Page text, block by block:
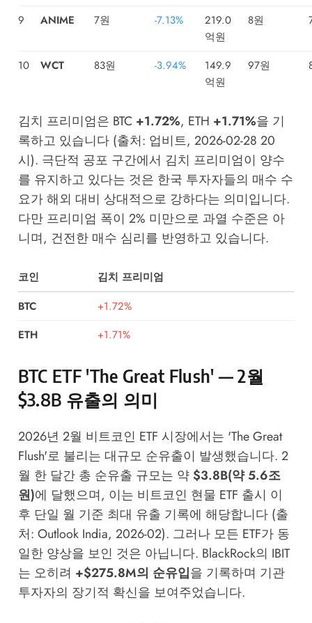
9 ANIME 7원 -7.13%
219.0
억원
8원
10 WCT 83원 -3.94%
149.9
억원
97원
김치 프리미엄은 BTC +1.72%, ETH +1.71%을 기
록하고 있습니다 (출처: 업비트, 2026-02-28 20
시). 극단적 공포 구간에서 김치 프리미엄이 양수
를 유지하고 있다는 것은 한국 투자자들의 매수 수
요가 해외 대비 상대적으로 강하다는 의미입니다.
다만 프리미엄 폭이 2% 미만으로 과열 수준은 아
니며, 건전한 매수 심리를 반영하고 있습니다.
코인
김치 프리미엄
BTC
+1.72%
ETH
+1.71%
BTC ETF 'The Great Flush' — 2월
$3.8B 유출의 의미
2026년 2월 비트코인 ETF 시장에서는 'The Great
Flush'로 불리는 대규모 순유출이 발생했습니다. 2
월 한 달간 총 순유출 규모는 약 $3.8B(약 5.6조
원)에 달했으며, 이는 비트코인 현물 ETF 출시 이
후 단일 월 기준 최대 유출 기록에 해당합니다 (출
처: Outlook India, 2026-02). 그러나 모든 ETF가 동
일한 양상을 보인 것은 아닙니다. BlackRock의 IBIT
는 오히려 +$275.8M의 순유입을 기록하며 기관
투자자의 장기적 확신을 보여주었습니다.